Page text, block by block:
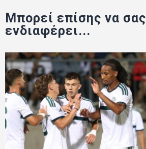
Μπορεί επίσης να σας
ενδιαφέρει...